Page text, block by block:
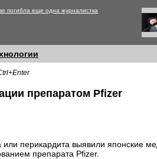
погибла еще одна журналистка
препаратом Pfizer
перикардита выявили японские
препарата Pfizer.